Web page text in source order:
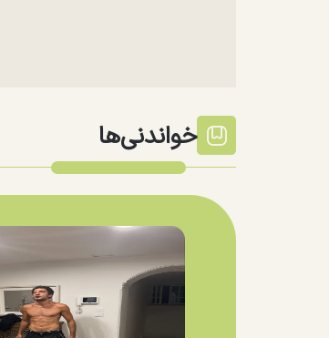
خواندنی‌ها